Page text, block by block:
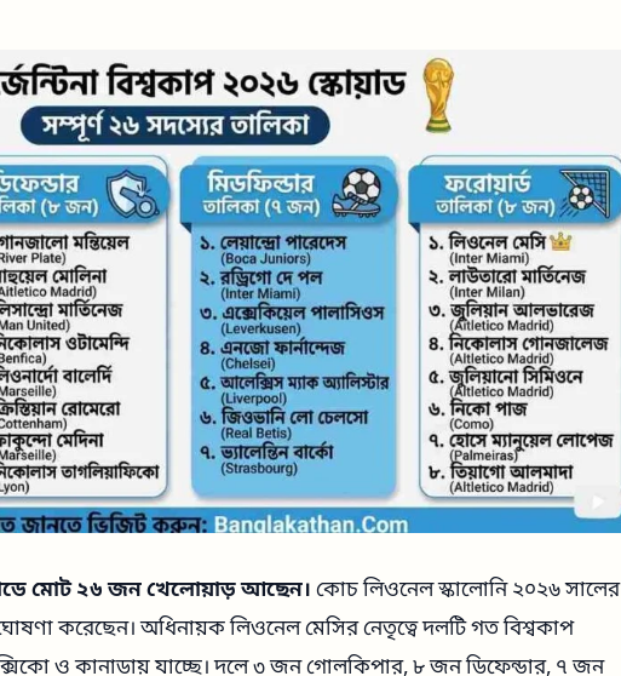
মোট ২৬ জন খেলোয়াড় আছেন। কোচ লিওনেল স্কালোনি ২০২৬ সালের
করেছেন। অধিনায়ক লিওনেল মেসির নেতৃত্বে দলটি গত বিশ্বকাপ
ও কানাডায় যাচ্ছে। দলে ৩ জন গোলকিপার, ৮ জন ডিফেন্ডার, ৭ জন